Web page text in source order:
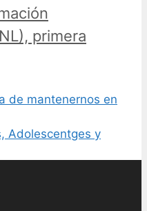
primera
de mantenernos en
Adolescentges y